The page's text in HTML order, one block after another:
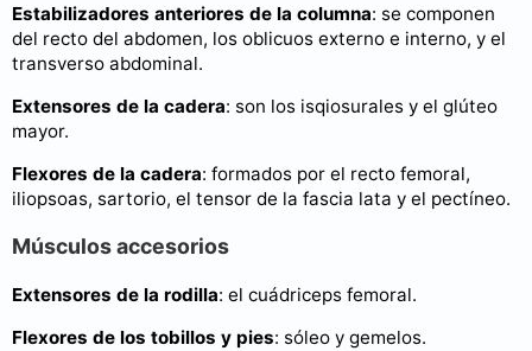
Estabilizadores anteriores de la columna: se componen
del recto del abdomen, los oblicuos externo e interno, y el
transverso abdominal.
Extensores de la cadera: son los isqiosurales y el glúteo
mayor.
Flexores de la cadera: formados por el recto femoral,
iliopsoas, sartorio, el tensor de la fascia lata y el pectíneo.
Músculos accesorios
Extensores de la rodilla: el cuádriceps femoral.
Flexores de los tobillos y pies: sóleo y gemelos.